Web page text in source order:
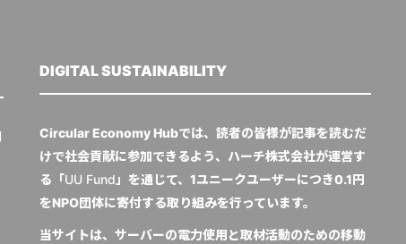
DIGITAL SUSTAINABILITY
Circular Economy Hubでは、読者の皆様が記事を読むだ
けで社会貢献に参加できるよう、ハーチ株式会社が運営す
る「UU Fund」を通じて、1ユニークユーザーにつき0.1円
をNPO団体に寄付する取り組みを行っています。
当サイトは、サーバーの電力使用と取材活動のための移動